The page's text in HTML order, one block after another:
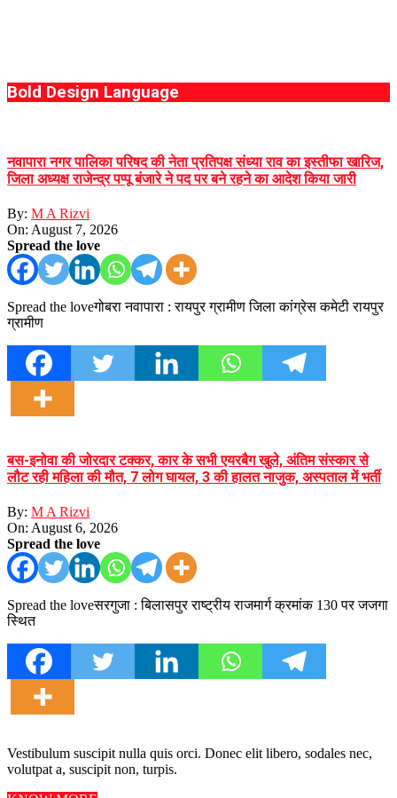
Bold Design Language
नवापारा नगर पालिका परिषद की नेता प्रतिपक्ष संध्या राव का इस्तीफा खारिज,
जिला अध्यक्ष राजेन्द्र पप्पू बंजारे ने पद पर बने रहने का आदेश किया जारी
By: M A Rizvi
On: August 7, 2026
Spread the love
Spread the loveगोबरा नवापारा : रायपुर ग्रामीण जिला कांग्रेस कमेटी रायपुर
ग्रामीण
बस-इनोवा की जोरदार टक्कर, कार के सभी एयरबैग खुले, अंतिम संस्कार से
लौट रही महिला की मौत, 7 लोग घायल, 3 की हालत नाजुक, अस्पताल में भर्ती
By: M A Rizvi
On: August 6, 2026
Spread the love
Spread the loveसरगुजा : बिलासपुर राष्ट्रीय राजमार्ग क्रमांक 130 पर जजगा
स्थित
Vestibulum suscipit nulla quis orci. Donec elit libero, sodales nec,
volutpat a, suscipit non, turpis.